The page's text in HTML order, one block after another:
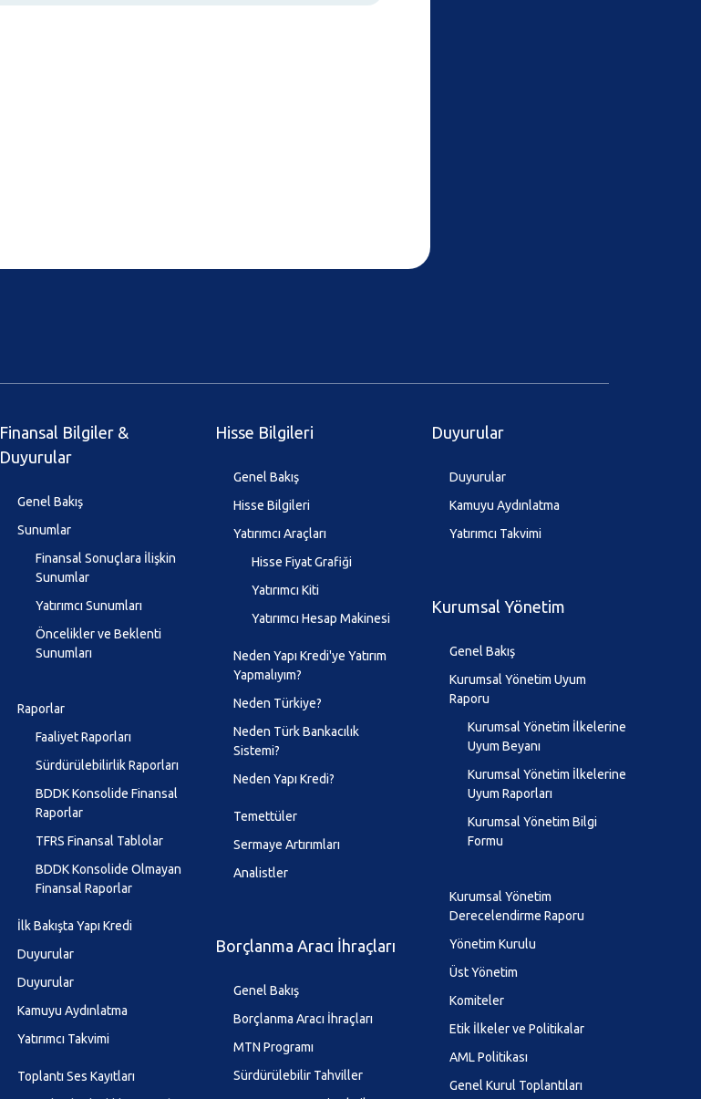
Finansal Bilgiler &
Duyurular
Genel Bakış
Sunumlar
Finansal Sonuçlara İlişkin
Sunumlar
Yatırımcı Sunumları
Öncelikler ve Beklenti
Sunumları
Raporlar
Faaliyet Raporları
Sürdürülebilirlik Raporları
BDDK Konsolide Finansal
Raporlar
TFRS Finansal Tablolar
BDDK Konsolide Olmayan
Finansal Raporlar
İlk Bakışta Yapı Kredi
Duyurular
Duyurular
Kamuyu Aydınlatma
Yatırımcı Takvimi
Toplantı Ses Kayıtları
Hisse Bilgileri
Genel Bakış
Hisse Bilgileri
Yatırımcı Araçları
Hisse Fiyat Grafiği
Yatırımcı Kiti
Yatırımcı Hesap Makinesi
Neden Yapı Kredi'ye Yatırım
Yapmalıyım?
Neden Türkiye?
Neden Türk Bankacılık
Sistemi?
Neden Yapı Kredi?
Temettüler
Sermaye Artırımları
Analistler
Borçlanma Aracı İhraçları
Genel Bakış
Borçlanma Aracı İhraçları
MTN Programı
Sürdürülebilir Tahviller
Duyurular
Duyurular
Kamuyu Aydınlatma
Yatırımcı Takvimi
Kurumsal Yönetim
Genel Bakış
Kurumsal Yönetim Uyum
Raporu
Kurumsal Yönetim İlkelerine
Uyum Beyanı
Kurumsal Yönetim İlkelerine
Uyum Raporları
Kurumsal Yönetim Bilgi
Formu
Kurumsal Yönetim
Derecelendirme Raporu
Yönetim Kurulu
Üst Yönetim
Komiteler
Etik İlkeler ve Politikalar
AML Politikası
Genel Kurul Toplantıları